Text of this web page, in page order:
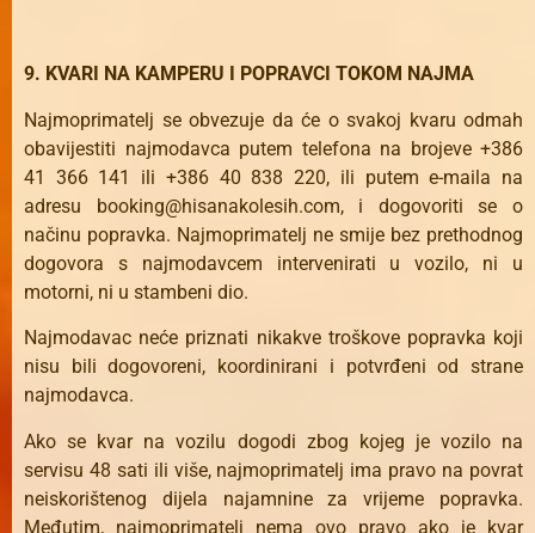
9. KVARI NA KAMPERU I POPRAVCI TOKOM NAJMA
Najmoprimatelj se obvezuje da će o svakoj kvaru odmah
obavijestiti najmodavca putem telefona na brojeve +386
41 366 141 ili +386 40 838 220, ili putem e-maila na
adresu booking@hisanakolesih.com, i dogovoriti se o
načinu popravka. Najmoprimatelj ne smije bez prethodnog
dogovora s najmodavcem intervenirati u vozilo, ni u
motorni, ni u stambeni dio.
Najmodavac neće priznati nikakve troškove popravka koji
nisu bili dogovoreni, koordinirani i potvrđeni od strane
najmodavca.
Ako se kvar na vozilu dogodi zbog kojeg je vozilo na
servisu 48 sati ili više, najmoprimatelj ima pravo na povrat
neiskorištenog dijela najamnine za vrijeme popravka.
Međutim, najmoprimatelj nema ovo pravo ako je kvar